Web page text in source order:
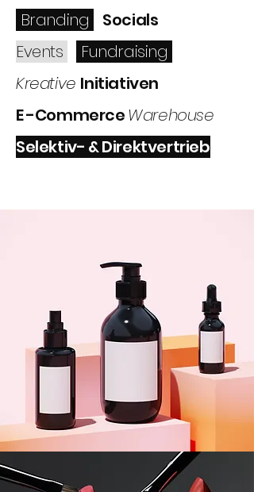
Branding
Socials
Events
Fundraising
Kreative Initiativen
E -Commerce Warehouse
Selektiv- & Direktvertrieb